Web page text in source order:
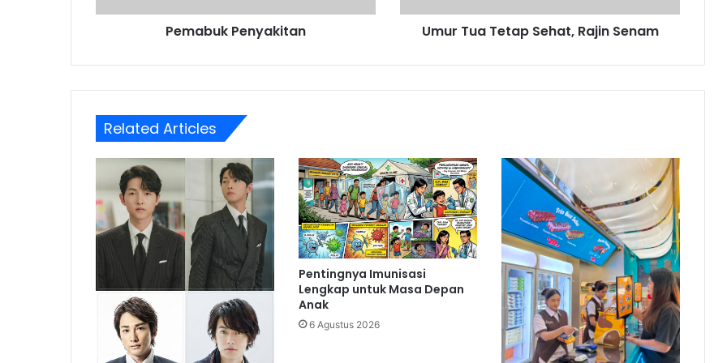
Pemabuk Penyakitan Umur Tua Tetap Sehat, Rajin Senam
Related Articles
Pentingnya Imunisasi
Lengkap untuk Masa Depan
Anak
6 Agustus 2026